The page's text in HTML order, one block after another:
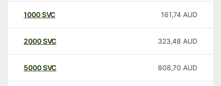
1000SVC 161,74 AUD
2000SVC 323,48 AUD
5000SVC 808,70 AUD